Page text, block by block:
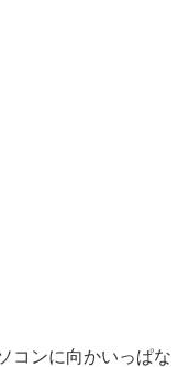
コンに向かいっぱな